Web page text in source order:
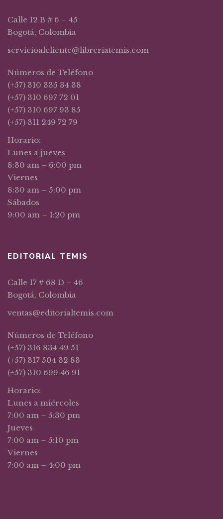
Calle 12 B # 6 – 45
Bogotá, Colombia
servicioalcliente@libreriatemis.com
Números de Teléfono
(+57) 310 335 34 38
(+57) 310 697 72 01
(+57) 310 697 93 85
(+57) 311 249 72 79
Horario:
Lunes a jueves
8:30 am – 6:00 pm
Viernes
8:30 am – 5:00 pm
Sábados
9:00 am – 1:20 pm
EDITORIAL TEMIS
Calle 17 # 68 D – 46
Bogotá, Colombia
ventas@editorialtemis.com
Números de Teléfono
(+57) 316 834 49 51
(+57) 317 504 32 83
(+57) 310 699 46 91
Horario:
Lunes a miércoles
7:00 am – 5:30 pm
Jueves
7:00 am – 5:10 pm
Viernes
7:00 am – 4:00 pm